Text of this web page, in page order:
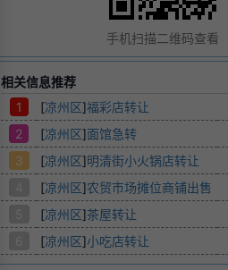
手机扫描二维码查看
相关信息推荐
1
[凉州区]福彩店转让
2
[凉州区]面馆急转
3
[凉州区]明清街小火锅店转让
[凉州区]农贸市场摊位商铺出售
[凉州区]茶屋转让
[凉州区]小吃店转让